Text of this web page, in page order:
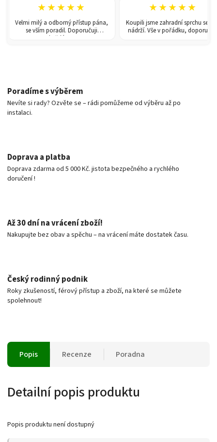
★★★★★
Velmi milý a odborný přístup pána,
se vším poradil. Doporučuji
každému!
★★★★★
Koupili jsme zahradní sprchu se 150l
nádrží. Vše v pořádku, doporučuji.
Poradíme s výběrem
Nevíte si rady? Ozvěte se – rádi pomůžeme od výběru až po
instalaci.
Doprava a platba
Doprava zdarma od 5 000 Kč. jistota bezpečného a rychlého
doručení !
Až 30 dní na vrácení zboží!
Nakupujte bez obav a spěchu – na vrácení máte dostatek času.
Český rodinný podnik
Roky zkušeností, férový přístup a zboží, na které se můžete
spolehnout!
Popis Recenze Poradna
Detailní popis produktu
Popis produktu není dostupný